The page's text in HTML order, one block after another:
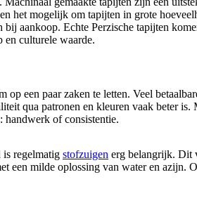
het mogelijk om tapijten in grote
aankoop. Echte Perzische tapijten
en culturele waarde.
een paar zaken te letten. Veel
qua patronen en kleuren vaak beter
handwerk of consistentie.
regelmatig stofzuigen erg belangrijk. Dit
milde oplossing van water en azijn.